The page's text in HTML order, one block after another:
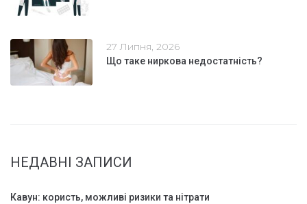
27 Липня, 2026
Що таке ниркова недостатність?
НЕДАВНІ ЗАПИСИ
Кавун: користь, можливі ризики та нітрати